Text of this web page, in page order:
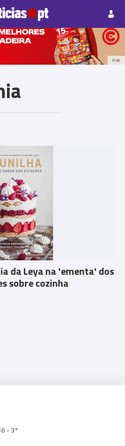
Paisagens
PUB
da Leya na 'ementa' dos
sobre cozinha
- 3º